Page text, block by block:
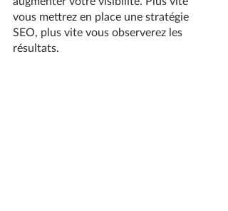
vous mettrez en place une stratégie
SEO, plus vite vous observerez les
résultats.